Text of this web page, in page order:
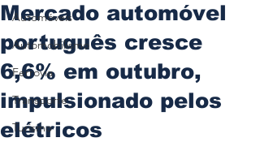
Automóveis
Automobilismo
Ferrovia
Transporte
Turismo
Mercado automóvel
português cresce
6,6% em outubro,
impulsionado pelos
elétricos